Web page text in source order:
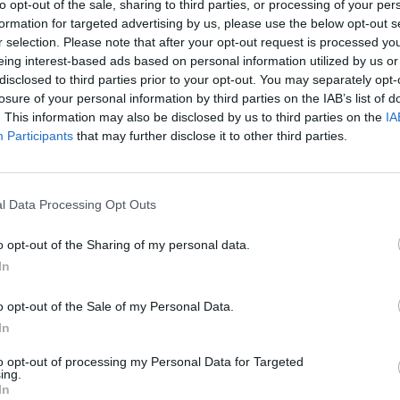
opt-out of the sale, sharing to third parties, or processing of your
for targeted advertising by us, please use the below opt-out
selection. Please note that after your opt-out request is processed
interest-based ads based on personal information utilized by us
to third parties prior to your opt-out. You may separately
of your personal information by third parties on the IAB’s list of
This information may also be disclosed by us to third parties on the
Participants that may further disclose it to other third parties.
Data Processing Opt Outs
opt-out of the Sharing of my personal data.
opt-out of the Sale of my Personal Data.
opt-out of processing my Personal Data for Targeted
Hotel Centrale
Via Dei Conti 3,Firenze
L'Hotel Centrale si trova a Firenze, a breve distanza dal Duomo e
Stazione centrale di Santa Maria Novella, dalla Fortezza da
fieristiche, e dal Palazzo Dei Congre...
Hotel Villa Liana
Via Alfieri 18
Mappa
L'Hotel Villa Liana di Firenze è un'esclusiva residenza nobiliare
inglese. Situata a pochi passi da Piazza Santa Croce, dal Duomo,